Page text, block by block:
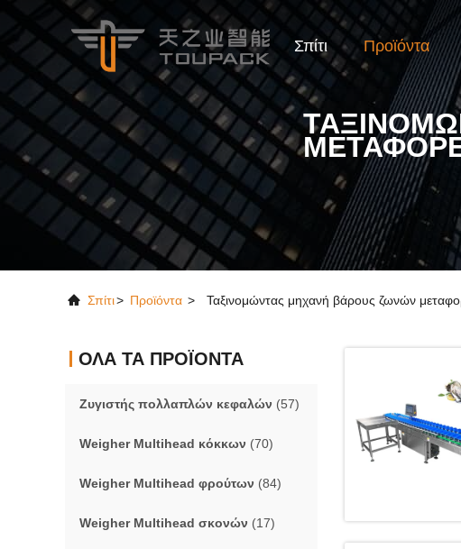
Σπίτι Προϊόντα
Σπίτι> Προϊόντα > Ταξινομώντας μηχανή βάρους ζωνών
ΌΛΑ ΤΑ ΠΡΟΪΌΝΤΑ
Ζυγιστής πολλαπλών κεφαλών (57)
Weigher Multihead κόκκων (70)
Weigher Multihead φρούτων (84)
Weigher Multihead σκονών (17)